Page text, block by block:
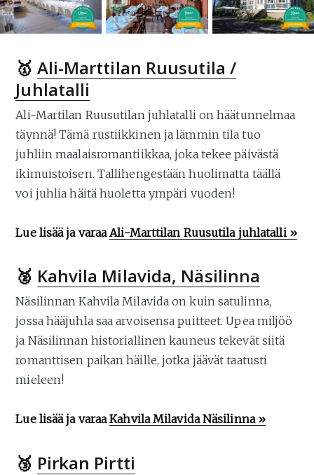
🥇 Ali-Marttilan Ruusutila /
Juhlatalli
Ali-Martilan Ruusutilan juhlatalli on häätunnelmaa
täynnä! Tämä rustiikkinen ja lämmin tila tuo
juhliin maalaisromantiikkaa, joka tekee päivästä
ikimuistoisen. Tallihengestään huolimatta täällä
voi juhlia häitä huoletta ympäri vuoden!
Lue lisää ja varaaAli-Marttilan Ruusutila juhlatalli »
🥈 Kahvila Milavida, Näsilinna
Näsilinnan Kahvila Milavida on kuin satulinna,
jossa hääjuhla saa arvoisensa puitteet. Upea miljöö
ja Näsilinnan historiallinen kauneus tekevät siitä
romanttisen paikan häille, jotka jäävät taatusti
mieleen!
Lue lisää ja varaaKahvila Milavida Näsilinna »
🥉 Pirkan Pirtti